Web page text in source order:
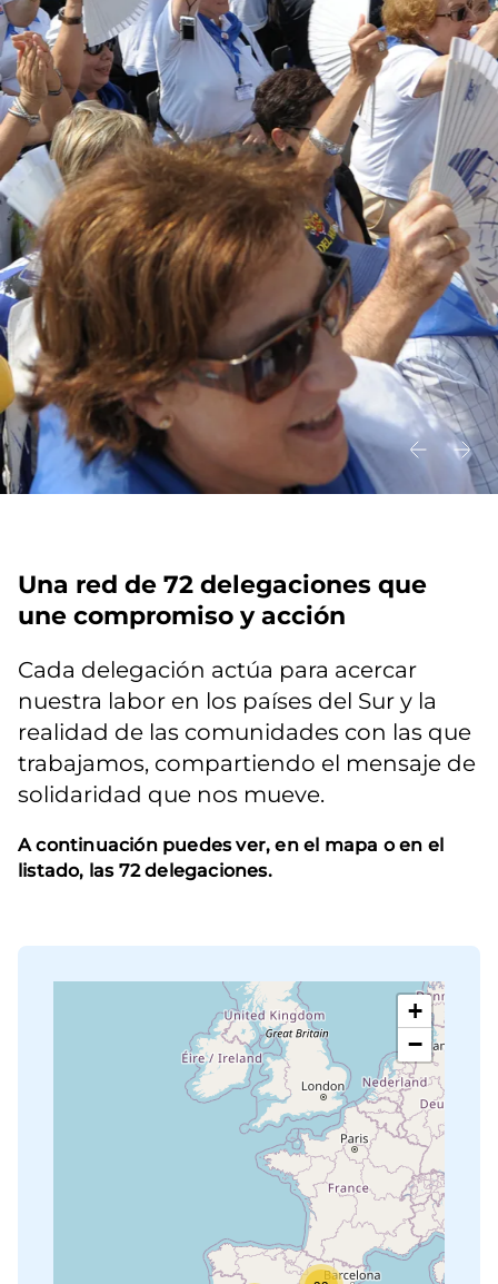
Una red de 72 delegaciones que
une compromiso y acción
Cada delegación actúa para acercar
nuestra labor en los países del Sur y la
realidad de las comunidades con las que
trabajamos, compartiendo el mensaje de
solidaridad que nos mueve.
A continuación puedes ver, en el mapa o en el
listado, las 72 delegaciones.
+
−